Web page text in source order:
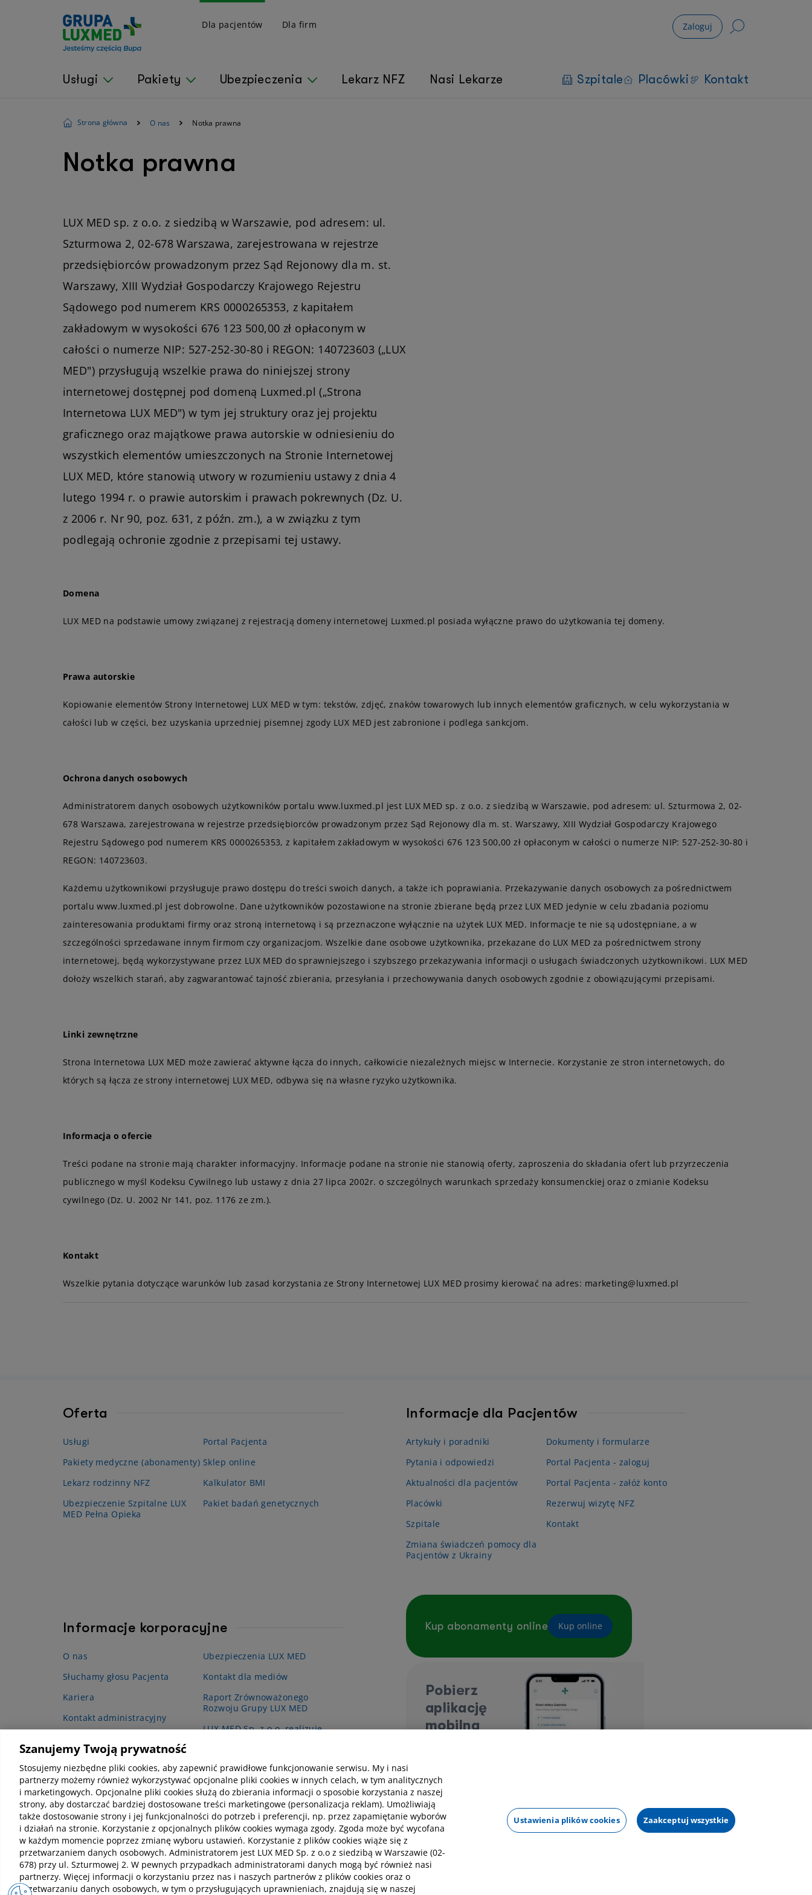
Dla pacjentów Dla firm Zaloguj
Usługi Pakiety Ubezpieczenia Lekarz NFZ Nasi Lekarze Szpitale Placówki Kontakt
Strona główna O nas Notka prawna
Notka prawna
LUX MED sp. z o.o. z siedzibą w Warszawie, pod adresem: ul.
Szturmowa 2, 02-678 Warszawa, zarejestrowana w rejestrze
przedsiębiorców prowadzonym przez Sąd Rejonowy dla m. st.
Warszawy, XIII Wydział Gospodarczy Krajowego Rejestru
Sądowego pod numerem KRS 0000265353, z kapitałem
zakładowym w wysokości 676 123 500,00 zł opłaconym w
całości o numerze NIP: 527-252-30-80 i REGON: 140723603 („LUX
MED") przysługują wszelkie prawa do niniejszej strony
internetowej dostępnej pod domeną Luxmed.pl („Strona
Internetowa LUX MED") w tym jej struktury oraz jej projektu
graficznego oraz majątkowe prawa autorskie w odniesieniu do
wszystkich elementów umieszczonych na Stronie Internetowej
LUX MED, które stanowią utwory w rozumieniu ustawy z dnia 4
lutego 1994 r. o prawie autorskim i prawach pokrewnych (Dz. U.
z 2006 r. Nr 90, poz. 631, z późn. zm.), a w związku z tym
podlegają ochronie zgodnie z przepisami tej ustawy.
Domena
LUX MED na podstawie umowy związanej z rejestracją domeny internetowej Luxmed.pl posiada wyłączne prawo do użytkowania tej domeny.
Prawa autorskie
Kopiowanie elementów Strony Internetowej LUX MED w tym: tekstów, zdjęć, znaków towarowych lub innych elementów graficznych, w celu wykorzystania w
całości lub w części, bez uzyskania uprzedniej pisemnej zgody LUX MED jest zabronione i podlega sankcjom.
Ochrona danych osobowych
Administratorem danych osobowych użytkowników portalu www.luxmed.pl jest LUX MED sp. z o.o. z siedzibą w Warszawie, pod adresem: ul. Szturmowa 2, 02-
678 Warszawa, zarejestrowana w rejestrze przedsiębiorców prowadzonym przez Sąd Rejonowy dla m. st. Warszawy, XIII Wydział Gospodarczy Krajowego
Rejestru Sądowego pod numerem KRS 0000265353, z kapitałem zakładowym w wysokości 676 123 500,00 zł opłaconym w całości o numerze NIP: 527-252-30-80 i
REGON: 140723603.
Każdemu użytkownikowi przysługuje prawo dostępu do treści swoich danych, a także ich poprawiania. Przekazywanie danych osobowych za pośrednictwem
portalu www.luxmed.pl jest dobrowolne. Dane użytkowników pozostawione na stronie zbierane będą przez LUX MED jedynie w celu zbadania poziomu
zainteresowania produktami firmy oraz stroną internetową i są przeznaczone wyłącznie na użytek LUX MED. Informacje te nie są udostępniane, a w
szczególności sprzedawane innym firmom czy organizacjom. Wszelkie dane osobowe użytkownika, przekazane do LUX MED za pośrednictwem strony
internetowej, będą wykorzystywane przez LUX MED do sprawniejszego i szybszego przekazywania informacji o usługach świadczonych użytkownikowi. LUX MED
dołoży wszelkich starań, aby zagwarantować tajność zbierania, przesyłania i przechowywania danych osobowych zgodnie z obowiązującymi przepisami.
Linki zewnętrzne
Strona Internetowa LUX MED może zawierać aktywne łącza do innych, całkowicie niezależnych miejsc w Internecie. Korzystanie ze stron internetowych, do
których są łącza ze strony internetowej LUX MED, odbywa się na własne ryzyko użytkownika.
Informacja o ofercie
Treści podane na stronie mają charakter informacyjny. Informacje podane na stronie nie stanowią oferty, zaproszenia do składania ofert lub przyrzeczenia
publicznego w myśl Kodeksu Cywilnego lub ustawy z dnia 27 lipca 2002r. o szczególnych warunkach sprzedaży konsumenckiej oraz o zmianie Kodeksu
cywilnego (Dz. U. 2002 Nr 141, poz. 1176 ze zm.).
Kontakt
Wszelkie pytania dotyczące warunków lub zasad korzystania ze Strony Internetowej LUX MED prosimy kierować na adres: marketing@luxmed.pl
Oferta
Usługi
Pakiety medyczne (abonamenty)
Lekarz rodzinny NFZ
Ubezpieczenie Szpitalne LUX
MED Pełna Opieka
Portal Pacjenta
Sklep online
Kalkulator BMI
Pakiet badań genetycznych
Informacje dla Pacjentów
Artykuły i poradniki
Pytania i odpowiedzi
Aktualności dla pacjentów
Placówki
Szpitale
Zmiana świadczeń pomocy dla
Pacjentów z Ukrainy
Dokumenty i formularze
Portal Pacjenta - zaloguj
Portal Pacjenta - załóż konto
Rezerwuj wizytę NFZ
Kontakt
Informacje korporacyjne
O nas
Słuchamy głosu Pacjenta
Kariera
Kontakt administracyjny
Ubezpieczenia LUX MED
Kontakt dla mediów
Raport Zrównoważonego
Rozwoju Grupy LUX MED
LUX MED Sp. z o.o. realizuje
Kup abonamenty online Kup online
Pobierz
aplikację
mobilną
Szanujemy Twoją prywatność
Stosujemy niezbędne pliki cookies, aby zapewnić prawidłowe funkcjonowanie serwisu. My i nasi
partnerzy możemy również wykorzystywać opcjonalne pliki cookies w innych celach, w tym analitycznych
i marketingowych. Opcjonalne pliki cookies służą do zbierania informacji o sposobie korzystania z naszej
strony, aby dostarczać bardziej dostosowane treści marketingowe (personalizacja reklam). Umożliwiają
także dostosowanie strony i jej funkcjonalności do potrzeb i preferencji, np. przez zapamiętanie wyborów
i działań na stronie. Korzystanie z opcjonalnych plików cookies wymaga zgody. Zgoda może być wycofana
w każdym momencie poprzez zmianę wyboru ustawień. Korzystanie z plików cookies wiąże się z
przetwarzaniem danych osobowych. Administratorem jest LUX MED Sp. z o.o z siedzibą w Warszawie (02-
678) przy ul. Szturmowej 2. W pewnych przypadkach administratorami danych mogą być również nasi
partnerzy. Więcej informacji o korzystaniu przez nas i naszych partnerów z plików cookies oraz o
przetwarzaniu danych osobowych, w tym o przysługujących uprawnieniach, znajdują się w naszej
Ustawienia plików cookies Zaakceptuj wszystkie